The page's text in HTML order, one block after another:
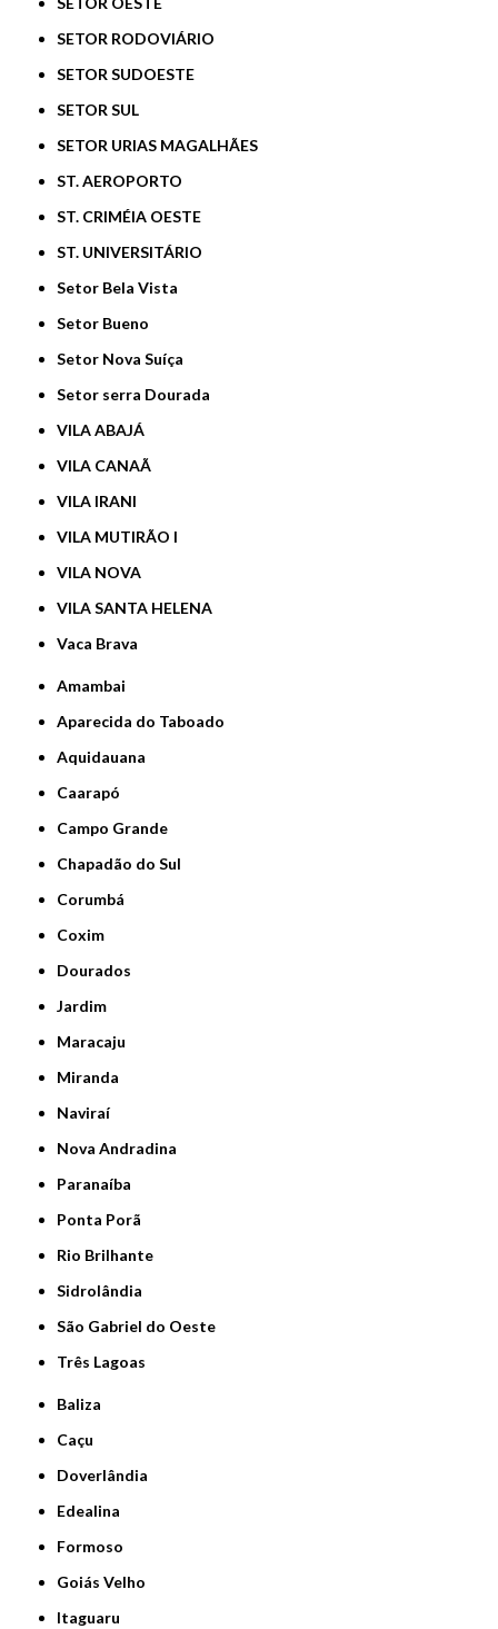
SETOR RODOVIÁRIO
SETOR SUDOESTE
SETOR SUL
SETOR URIAS MAGALHÃES
ST. AEROPORTO
ST. CRIMÉIA OESTE
ST. UNIVERSITÁRIO
Setor Bela Vista
Setor Bueno
Setor Nova Suíça
Setor serra Dourada
VILA ABAJÁ
VILA CANAÃ
VILA IRANI
VILA MUTIRÃO I
VILA NOVA
VILA SANTA HELENA
Vaca Brava
Amambai
Aparecida do Taboado
Aquidauana
Caarapó
Campo Grande
Chapadão do Sul
Corumbá
Coxim
Dourados
Jardim
Maracaju
Miranda
Naviraí
Nova Andradina
Paranaíba
Ponta Porã
Rio Brilhante
Sidrolândia
São Gabriel do Oeste
Três Lagoas
Baliza
Caçu
Doverlândia
Edealina
Formoso
Goiás Velho
Itaguaru